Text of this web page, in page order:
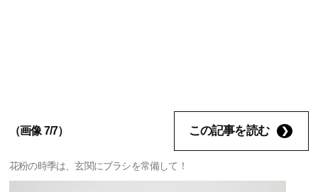
（画像 7/7） この記事を読む
花粉の時季は、玄関にブラシを常備して！